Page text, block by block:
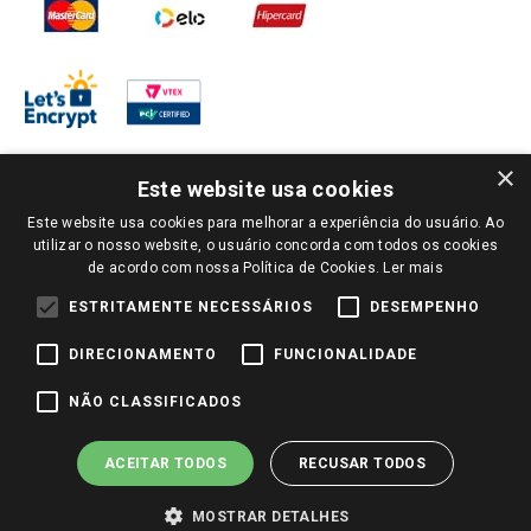
PARA VER OS PREÇOS DA SUA REGIÃO, FAÇA LOGIN E SELECIONE A LOJA DE
SUA PREFERÊNCIA. SOMENTE APÓS O LOGIN, OS PREÇOS DA SUA REGIÃO OU
LOJA SERÃO CARREGADOS.
TODOS OS PREÇOS E CONDIÇÕES COMERCIAIS DESTE SITE SÃO VÁLIDOS APENAS
PARA COMPRAS REALIZADAS NO GIASSI.COM.BR E NA LOJA SELECIONADA
PREÇOS PARA AS VENDAS ONLINE DIVULGADOS NO SITE PREVALECEM ANTE
COMUNICAÇÃO E SITES DE BUSCAS.
2022 COPYRIGHT - GIASSI SUPERMERCADOS. TODOS OS DIREITOS RESERVADOS.
×
Este website usa cookies
Este website usa cookies para melhorar a experiência do usuário. Ao
utilizar o nosso website, o usuário concorda com todos os cookies
de acordo com nossa Política de Cookies. Ler mais
ESTRITAMENTE NECESSÁRIOS DESEMPENHO
DIRECIONAMENTO FUNCIONALIDADE
NÃO CLASSIFICADOS
ACEITAR TODOS RECUSAR TODOS
MOSTRAR DETALHES